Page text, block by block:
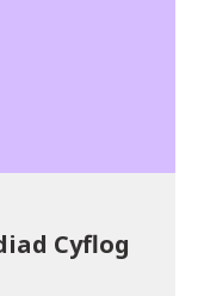
Cyflog